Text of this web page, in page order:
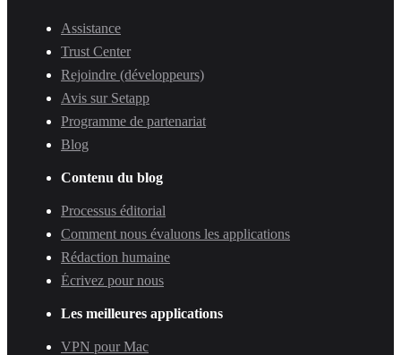
Assistance
Trust Center
Rejoindre (développeurs)
Avis sur Setapp
Programme de partenariat
Blog
Contenu du blog
Processus éditorial
Comment nous évaluons les applications
Rédaction humaine
Écrivez pour nous
Les meilleures applications
VPN pour Mac